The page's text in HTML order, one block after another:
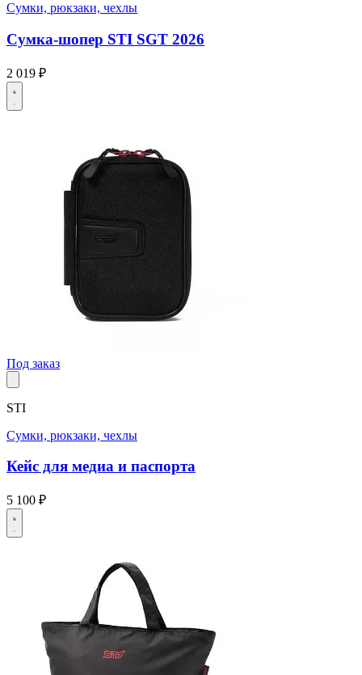
Сумки, рюкзаки, чехлы
Сумка-шопер STI SGT 2026
2 019 ₽
Под заказ
STI
Сумки, рюкзаки, чехлы
Кейс для медиа и паспорта
5 100 ₽